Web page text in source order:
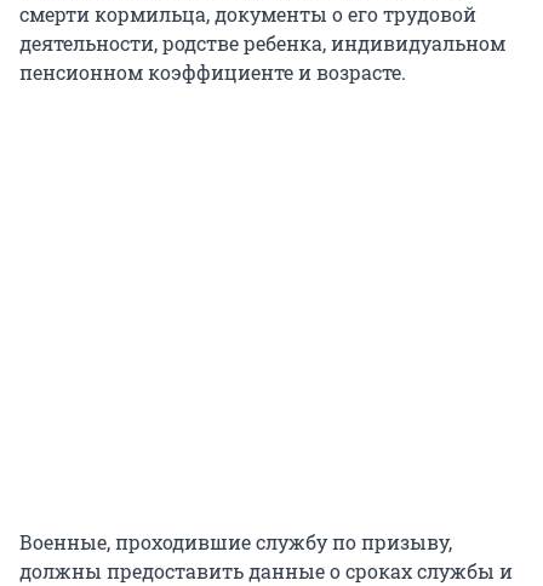
смерти кормильца, документы о его трудовой
деятельности, родстве ребенка, индивидуальном
пенсионном коэффициенте и возрасте.
Военные, проходившие службу по призыву,
должны предоставить данные о сроках службы и